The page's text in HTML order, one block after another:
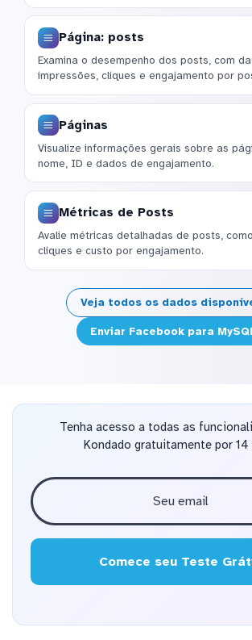
Página: posts
Examina o desempenho dos posts, com
impressões, cliques e engajamento por
Páginas
Visualize informações gerais sobre as
nome, ID e dados de engajamento.
Métricas de Posts
Avalie métricas detalhadas de posts,
cliques e custo por engajamento.
Veja todos os dados
Enviar Facebook para
Tenha acesso a todas as
Kondado gratuitamente por 14
Comece seu Teste